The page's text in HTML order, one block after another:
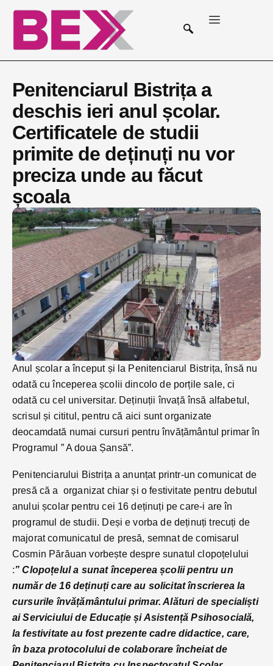
Penitenciarul Bistrița a
deschis ieri anul școlar.
Certificatele de studii
primite de deținuți nu vor
preciza unde au făcut
școala
Anul școlar a început și la Penitenciarul Bistrița, însă nu
odată cu începerea școlii dincolo de porțile sale, ci
odată cu cel universitar. Deținuții învață însă alfabetul,
scrisul și cititul, pentru că aici sunt organizate
deocamdată numai cursuri pentru învățământul primar în
Programul ” A doua Șansă”.
Penitenciarului Bistrița a anunțat printr-un comunicat de
presă că a organizat chiar și o festivitate pentru debutul
anului școlar pentru cei 16 deținuți pe care-i are în
programul de studii. Deși e vorba de deținuți trecuți de
majorat comunicatul de presă, semnat de comisarul
Cosmin Părăuan vorbește despre sunatul clopoțelului
:” Clopoțelul a sunat începerea școlii pentru un
număr de 16 deținuți care au solicitat înscrierea la
cursurile învățământului primar. Alături de specialiști
ai Serviciului de Educație și Asistență Psihosocială,
la festivitate au fost prezente cadre didactice, care,
în baza protocolului de colaborare încheiat de